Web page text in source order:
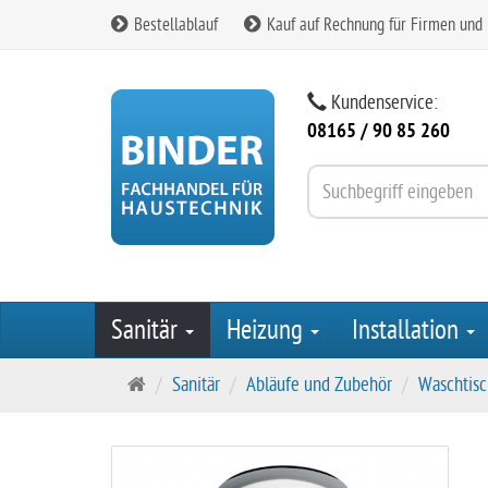
Bestellablauf Kauf auf Rechnung für Firmen und
Kundenservice:
08165 / 90 85 260
Sanitär Heizung Installation
S
a
Sanitär Abläufe und Zubehör